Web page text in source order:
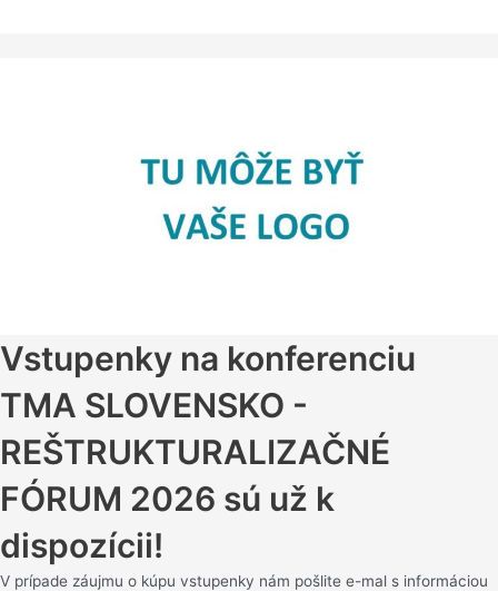
Vstupenky na konferenciu
TMA SLOVENSKO -
REŠTRUKTURALIZAČNÉ
FÓRUM 2026 sú už k
dispozícii!
V prípade záujmu o kúpu vstupenky nám pošlite e-mal s informáciou